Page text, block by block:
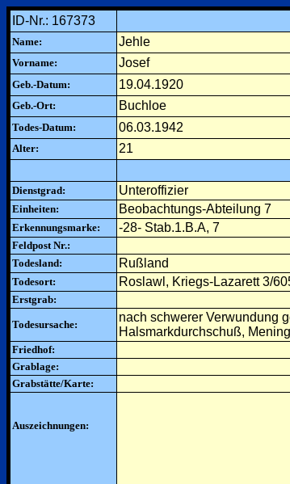
ID-Nr.: 167373
Name: Jehle
Vorname:
Josef
Geb.-Datum:
19.04.1920
Geb.-Ort: Buchloe
Todes-Datum: 06.03.1942
Alter: 21
Dienstgrad: Unteroffizier
Einheiten: Beobachtungs-Abteilung 7
Erkennungsmarke: -28- Stab.1.B.A, 7
Feldpost Nr.:
Todesland:
Rußland
Todesort: Roslawl, Kriegs-Lazarett 3/
Erstgrab:
Todesursache:
nach schwerer Verwundung
Halsmarkdurchschuß,
Friedhof:
Grablage:
Grabstätte/Karte:
Auszeichnungen: